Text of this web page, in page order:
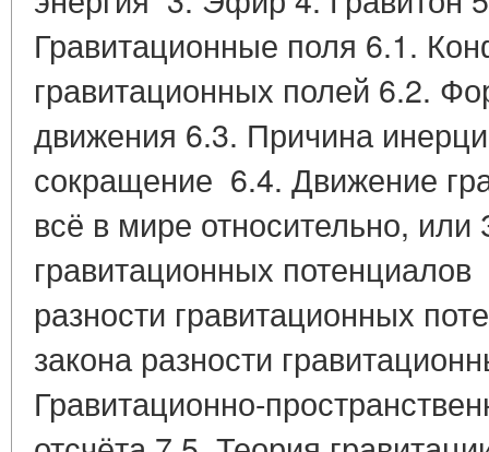
Гравитационные поля 6.1.
гравитационных полей 6.2.
движения 6.3. Причина
сокращение 6.4. Движение
всё в мире относительно, или
гравитационных
разности гравитационных
закона разности
Гравитационно-